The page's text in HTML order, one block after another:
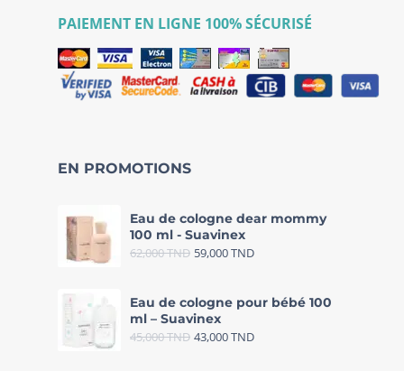
PAIEMENT EN LIGNE 100% SÉCURISÉ
EN PROMOTIONS
Eau de cologne dear mommy
100 ml - Suavinex
62,000TND 59,000TND
Eau de cologne pour bébé 100
ml – Suavinex
45,000TND 43,000TND